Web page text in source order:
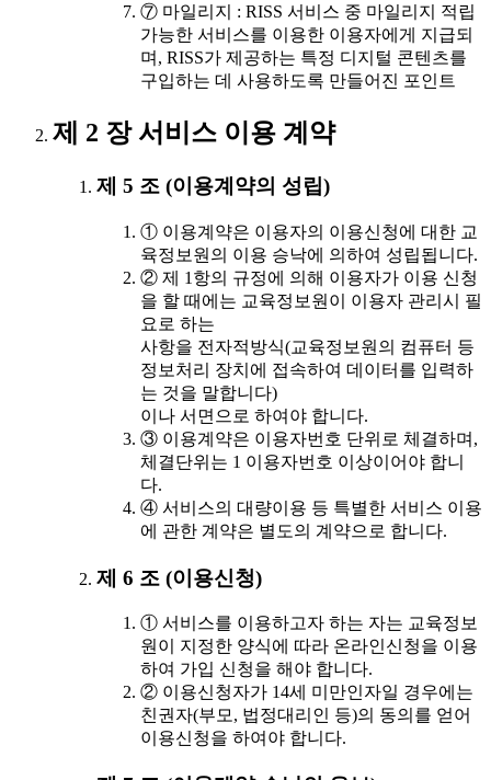
⑦ 마일리지 : RISS 서비스 중 마일리지 적립
가능한 서비스를 이용한 이용자에게 지급되
며, RISS가 제공하는 특정 디지털 콘텐츠를
구입하는 데 사용하도록 만들어진 포인트
제 2 장 서비스 이용 계약
제 5 조 (이용계약의 성립)
① 이용계약은 이용자의 이용신청에 대한 교
육정보원의 이용 승낙에 의하여 성립됩니다.
② 제 1항의 규정에 의해 이용자가 이용 신청
을 할 때에는 교육정보원이 이용자 관리시 필
요로 하는
사항을 전자적방식(교육정보원의 컴퓨터 등
정보처리 장치에 접속하여 데이터를 입력하
는 것을 말합니다)
이나 서면으로 하여야 합니다.
③ 이용계약은 이용자번호 단위로 체결하며,
체결단위는 1 이용자번호 이상이어야 합니
다.
④ 서비스의 대량이용 등 특별한 서비스 이용
에 관한 계약은 별도의 계약으로 합니다.
제 6 조 (이용신청)
① 서비스를 이용하고자 하는 자는 교육정보
원이 지정한 양식에 따라 온라인신청을 이용
하여 가입 신청을 해야 합니다.
② 이용신청자가 14세 미만인자일 경우에는
친권자(부모, 법정대리인 등)의 동의를 얻어
이용신청을 하여야 합니다.